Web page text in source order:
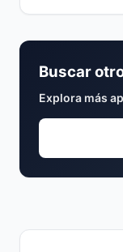
Buscar
Explora más